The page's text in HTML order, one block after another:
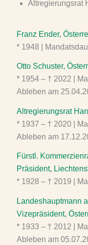
Altregierungsrat
Franz Ender,
* 1948 |
Otto Schuster,
* 1954 – † 2022 |
Ableben am
Altregierungsrat
* 1937 – † 2020 |
Ableben am
Fürstl.
Präsident,
* 1928 – † 2019 |
Landeshauptmann
Vizepräsident,
* 1933 – † 2012 |
Ableben am